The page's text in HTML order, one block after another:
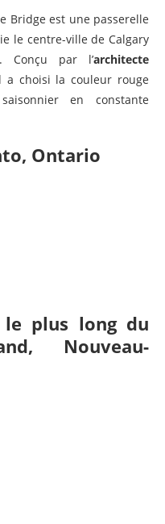
Bridge est une passerelle
le centre-ville de Calgary
Conçu par l’architecte
choisi la couleur rouge
en constante
Ontario
plus long du
Nouveau-